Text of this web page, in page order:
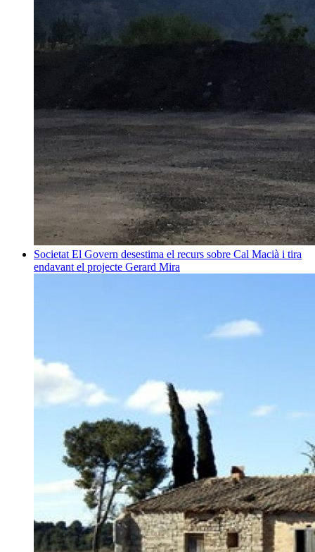
Societat El Govern desestima el recurs sobre Cal Macià i tira
endavant el projecte Gerard Mira